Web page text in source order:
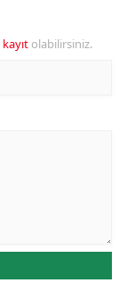
kayıt olabilirsiniz.